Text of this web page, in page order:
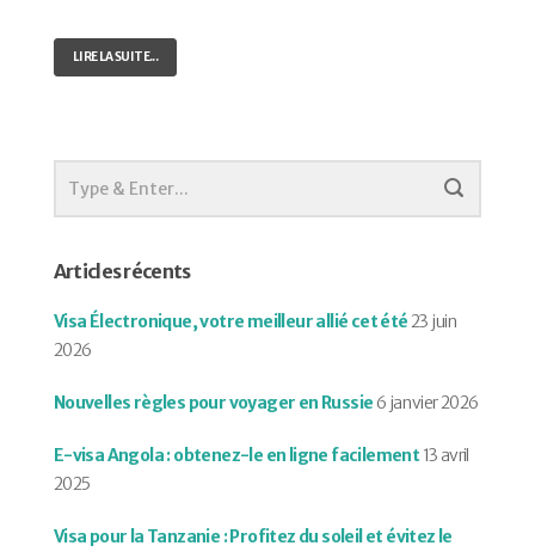
LIRE LA SUITE...
Articles récents
Visa Électronique, votre meilleur allié cet été 23 juin
2026
Nouvelles règles pour voyager en Russie 6 janvier 2026
E-visa Angola : obtenez-le en ligne facilement 13 avril
2025
Visa pour la Tanzanie : Profitez du soleil et évitez le